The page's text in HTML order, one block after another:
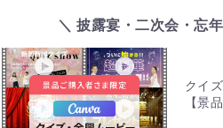
＼ 披露宴・二次会・忘
クイ
【景